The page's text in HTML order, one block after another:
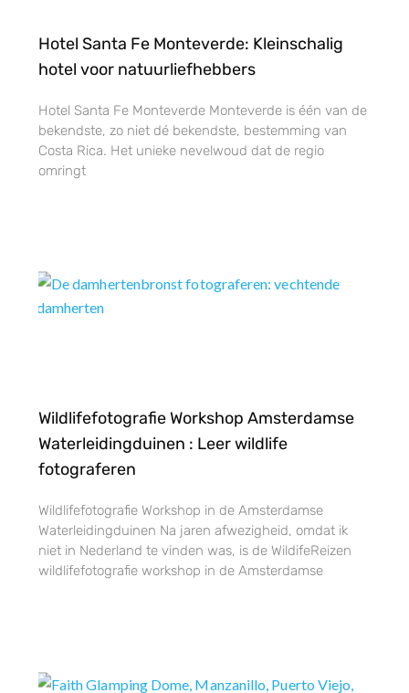
Hotel Santa Fe Monteverde: Kleinschalig
hotel voor natuurliefhebbers
Hotel Santa Fe Monteverde Monteverde is één van de
bekendste, zo niet dé bekendste, bestemming van
Costa Rica. Het unieke nevelwoud dat de regio
omringt
Wildlifefotografie Workshop Amsterdamse
Waterleidingduinen : Leer wildlife
fotograferen
Wildlifefotografie Workshop in de Amsterdamse
Waterleidingduinen Na jaren afwezigheid, omdat ik
niet in Nederland te vinden was, is de WildifeReizen
wildlifefotografie workshop in de Amsterdamse